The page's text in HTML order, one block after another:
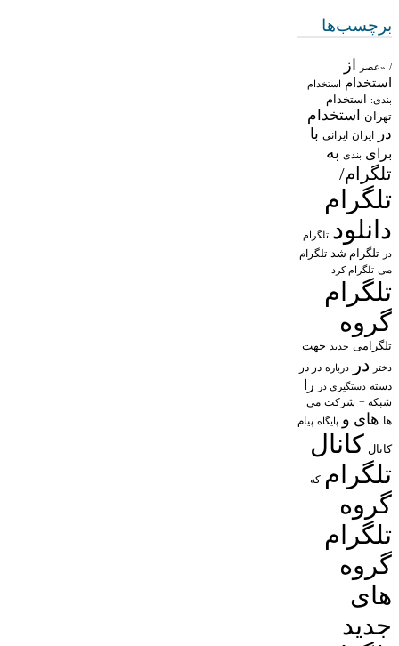
برچسب‌ها
/ «عصر از
استخدام استخدام
بندی: استخدام
تهران
استخدام
در
ایران ایرانی با
برای بندی به
تلگرام/
تلگرام
دانلود تلگرام
در تلگرام شد تلگرام
می تلگرام کرد
تلگرام
گروه
تلگرامی جدید جهت
دختر در درباره در در
دسته دستگیری در را
شبکه + شرکت می
ها های و پایگاه پیام
کانال کانال
تلگرام که
گروه
تلگرام
گروه
های
جدید